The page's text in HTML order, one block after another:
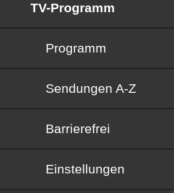
TV-Programm
Programm
Sendungen von A bis Z
Sendungen A-Z
Barrierefrei
Barrierefrei
Einstellungen